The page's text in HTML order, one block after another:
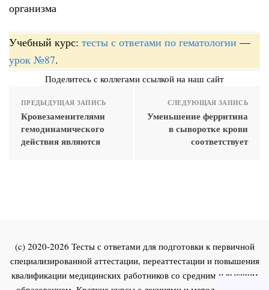
организма
Учебный курс: тесты с ответами по гематологии —
урок №87.
Поделитесь с коллегами ссылкой на наш сайт
ПРЕДЫДУЩАЯ ЗАПИСЬ
Кровезаменителями
гемодинамического
действия являются
СЛЕДУЮЩАЯ ЗАПИСЬ
Уменьшение ферритина
в сыворотке крови
соответствует
(c) 2020-2026 Тесты с ответами для подготовки к первичной
специализированной аттестации, переаттестации и повышения
квалификации медицинских работников со средним и высшим